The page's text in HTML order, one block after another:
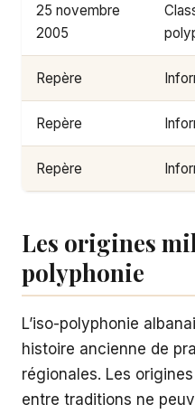
25 novembre
2005
Repère
Repère
Repère
Les origines
polyphonie
L’iso-polyphonie
histoire ancienne de
régionales. Les
entre traditions ne